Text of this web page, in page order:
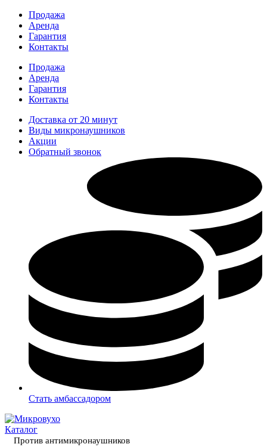
Перейти
содержимому
Продажа
Аренда
Гарантия
Контакты
Продажа
Аренда
Гарантия
Контакты
Доставка от 20 минут
Виды микронаушников
Акции
Обратный звонок
Стать амбассадором
Каталог
Против антимикронаушников